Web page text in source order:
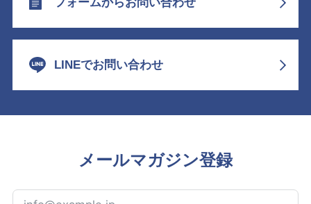
LINEでお問い合わせ
メールマガジン登録